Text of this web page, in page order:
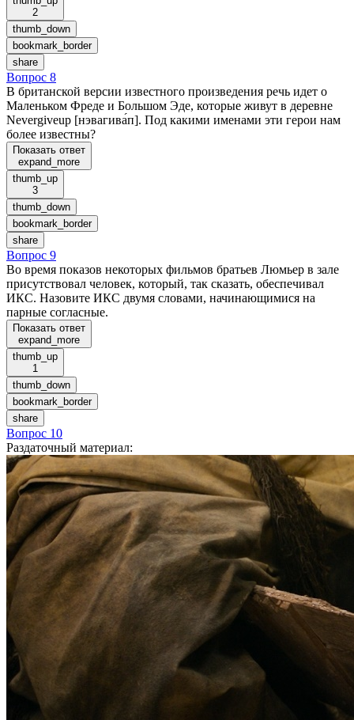
2
thumb_down
bookmark_border
share
Вопрос 8
В британской версии известного произведения речь идет о
Маленьком Фреде и Большом Эде, которые живут в деревне
Nevergiveup [нэвагива́п]. Под какими именами эти герои нам
более известны?
Показать ответ
expand_more
thumb_up
3
thumb_down
bookmark_border
share
Вопрос 9
Во время показов некоторых фильмов братьев Люмьер в зале
присутствовал человек, который, так сказать, обеспечивал
ИКС. Назовите ИКС двумя словами, начинающимися на
парные согласные.
Показать ответ
expand_more
thumb_up
1
thumb_down
bookmark_border
share
Вопрос 10
Раздаточный материал: